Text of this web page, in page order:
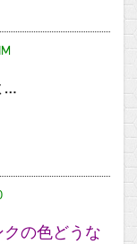
…
の色どうな